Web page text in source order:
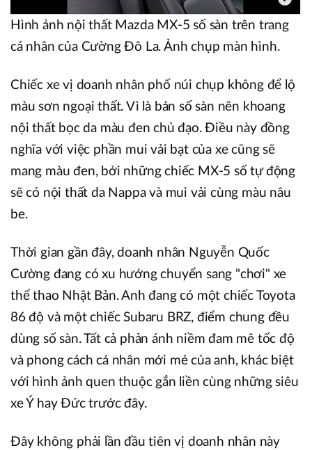
Hình ảnh nội thất Mazda MX-5 số sàn trên trang
cá nhân của Cường Đô La. Ảnh chụp màn hình.
Chiếc xe vị doanh nhân phố núi chụp không để lộ
màu sơn ngoại thất. Vì là bản số sàn nên khoang
nội thất bọc da màu đen chủ đạo. Điều này đồng
nghĩa với việc phần mui vải bạt của xe cũng sẽ
mang màu đen, bởi những chiếc MX-5 số tự động
sẽ có nội thất da Nappa và mui vải cùng màu nâu
be.
Thời gian gần đây, doanh nhân Nguyễn Quốc
Cường đang có xu hướng chuyển sang "chơi" xe
thể thao Nhật Bản. Anh đang có một chiếc Toyota
86 độ và một chiếc Subaru BRZ, điểm chung đều
dùng số sàn. Tất cả phản ánh niềm đam mê tốc độ
và phong cách cá nhân mới mẻ của anh, khác biệt
với hình ảnh quen thuộc gắn liền cùng những siêu
xe Ý hay Đức trước đây.
Đây không phải lần đầu tiên vị doanh nhân này